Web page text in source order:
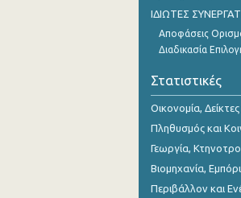
ΙΔΙΩΤΕΣ
Αποφάσεις
Διαδικασία
Στατιστικές
Οικονομία, Δείκτες
Πληθυσμός και
Γεωργία,
Βιομηχανία,
Περιβάλλον και